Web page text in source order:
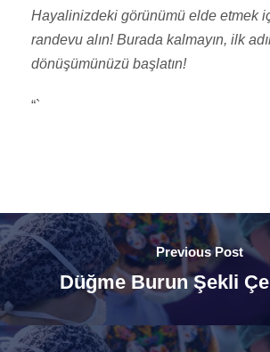
Hayalinizdeki görünümü elde etmek
randevu alın! Burada kalmayın, ilk
dönüşümünüzü başlatın!
“`
Previous Post
Düğme Burun Şekli